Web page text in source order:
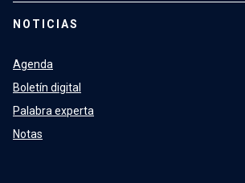
NOTICIAS
Agenda
Boletín digital
Palabra experta
Notas